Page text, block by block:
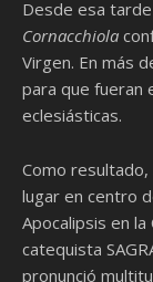
Desde esa
Cornacchiola
Virgen. En más
para que fueran
eclesiásticas.
Como
lugar en centro
Apocalipsis en la
catequista
pronunció